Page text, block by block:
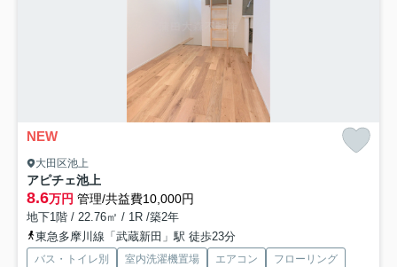
NEW
大田区池上
アピチェ池上
8.6万円 管理/共益費10,000円
地下1階 / 22.76㎡ / 1R /築2年
東急多摩川線「武蔵新田」駅 徒歩23分
バス・トイレ別 室内洗濯機置場 エアコン
フローリング